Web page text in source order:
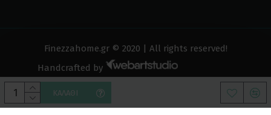
ΚΑΛΆΘΙ
Finezzahome.gr © 2020 | All rights reserved!
Handcrafted by